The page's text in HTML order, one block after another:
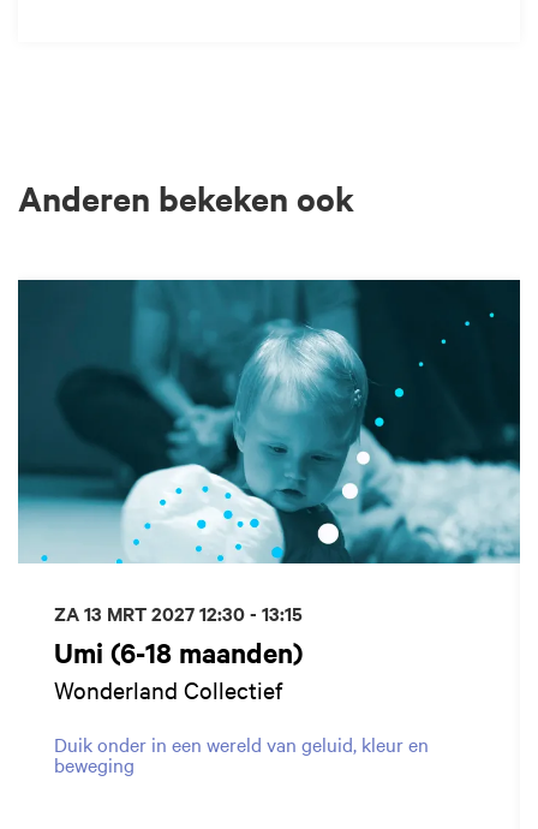
Anderen bekeken ook
Umi (6-18 maanden)
Wonderland Collectief
Duik onder in een wereld van geluid, kleur en
beweging
ZA 13 MRT 202712:30 - 13:15